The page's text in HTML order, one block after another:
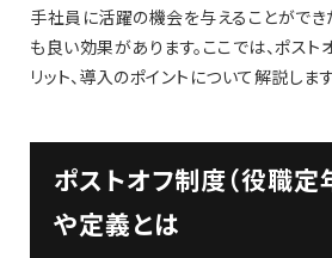
手社員に活躍の機会を与えることができ
も良い効果があります。ここでは、ポスト
リット、導入のポイントについて解説します
ポストオフ制度（役職定
や定義とは